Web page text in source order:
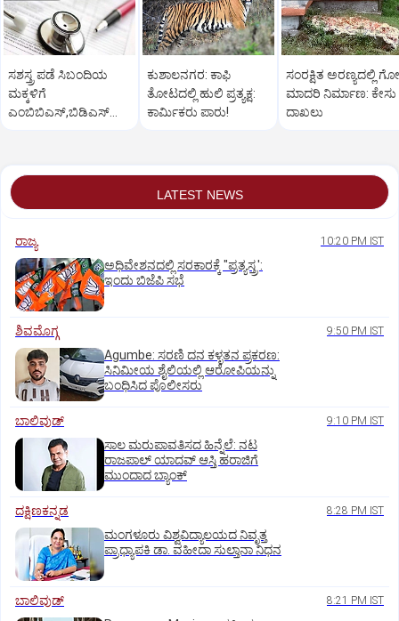
ಸಶಸ್ತ್ರ ಪಡೆ ಸಿಬಂದಿಯ
ಮಕ್ಕಳಿಗೆ
ಎಂಬಿಬಿಎಸ್‌,ಬಿಡಿಎಸ್‌
ಕುಶಾಲನಗರ: ಕಾಫಿ
ತೋಟದಲ್ಲಿ ಹುಲಿ ಪ್ರತ್ಯಕ್ಷ:
ಕಾರ್ಮಿಕರು ಪಾರು!
ಸಂರಕ್ಷಿತ ಅರಣ್ಯದಲ್ಲಿ
ಮಾದರಿ ನಿರ್ಮಾಣ: ಕೇಸು
ದಾಖಲು
LATEST NEWS
ರಾಜ್ಯ 10:20 PM IST
ಅಧಿವೇಶನದಲ್ಲಿ ಸರಕಾರಕ್ಕೆ "ಪ್ರತ್ಯಸ್ತ್ರ':
ಇಂದು ಬಿಜೆಪಿ ಸಭೆ
ಶಿವಮೊಗ್ಗ 9:50 PM IST
Agumbe: ಸರಣಿ ದನ ಕಳ್ಳತನ ಪ್ರಕರಣ:
ಸಿನಿಮೀಯ ಶೈಲಿಯಲ್ಲಿ ಆರೋಪಿಯನ್ನು
ಬಂಧಿಸಿದ ಪೊಲೀಸರು
ಬಾಲಿವುಡ್‌ 9:10 PM IST
ಸಾಲ ಮರುಪಾವತಿಸದ ಹಿನ್ನೆಲೆ: ನಟ
ರಾಜಪಾಲ್ ಯಾದವ್‌ ಆಸ್ತಿ ಹರಾಜಿಗೆ
ಮುಂದಾದ ಬ್ಯಾಂಕ್
ದಕ್ಷಿಣಕನ್ನಡ 8:28 PM IST
ಮಂಗಳೂರು ವಿಶ್ವವಿದ್ಯಾಲಯದ ನಿವೃತ್ತ
ಪ್ರಾಧ್ಯಾಪಕಿ ಡಾ. ವಹೀದಾ ಸುಲ್ತಾನಾ ನಿಧನ
ಬಾಲಿವುಡ್‌ 8:21 PM IST